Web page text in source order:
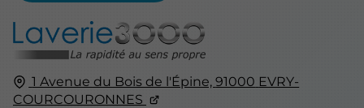
1 Avenue du Bois de l'Épine,91000 EVRY-
COURCOURONNES